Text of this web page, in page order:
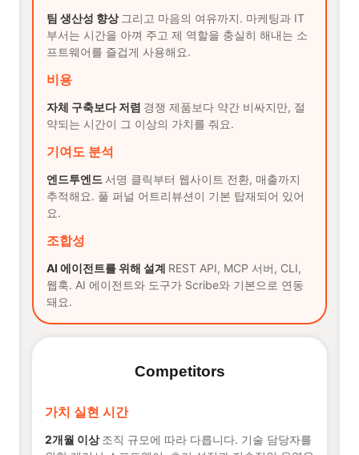
팀 생산성 향상 그리고 마음의 여유까지. 마케팅과 IT
부서는 시간을 아껴 주고 제 역할을 충실히 해내는 소
프트웨어를 즐겁게 사용해요.
비용
자체 구축보다 저렴 경쟁 제품보다 약간 비싸지만, 절
약되는 시간이 그 이상의 가치를 줘요.
기여도 분석
엔드투엔드 서명 클릭부터 웹사이트 전환, 매출까지
추적해요. 풀 퍼널 어트리뷰션이 기본 탑재되어 있어
요.
조합성
AI 에이전트를 위해 설계 REST API, MCP 서버, CLI,
웹훅. AI 에이전트와 도구가 Scribe와 기본으로 연동
돼요.
Competitors
가치 실현 시간
2개월 이상 조직 규모에 따라 다릅니다. 기술 담당자를